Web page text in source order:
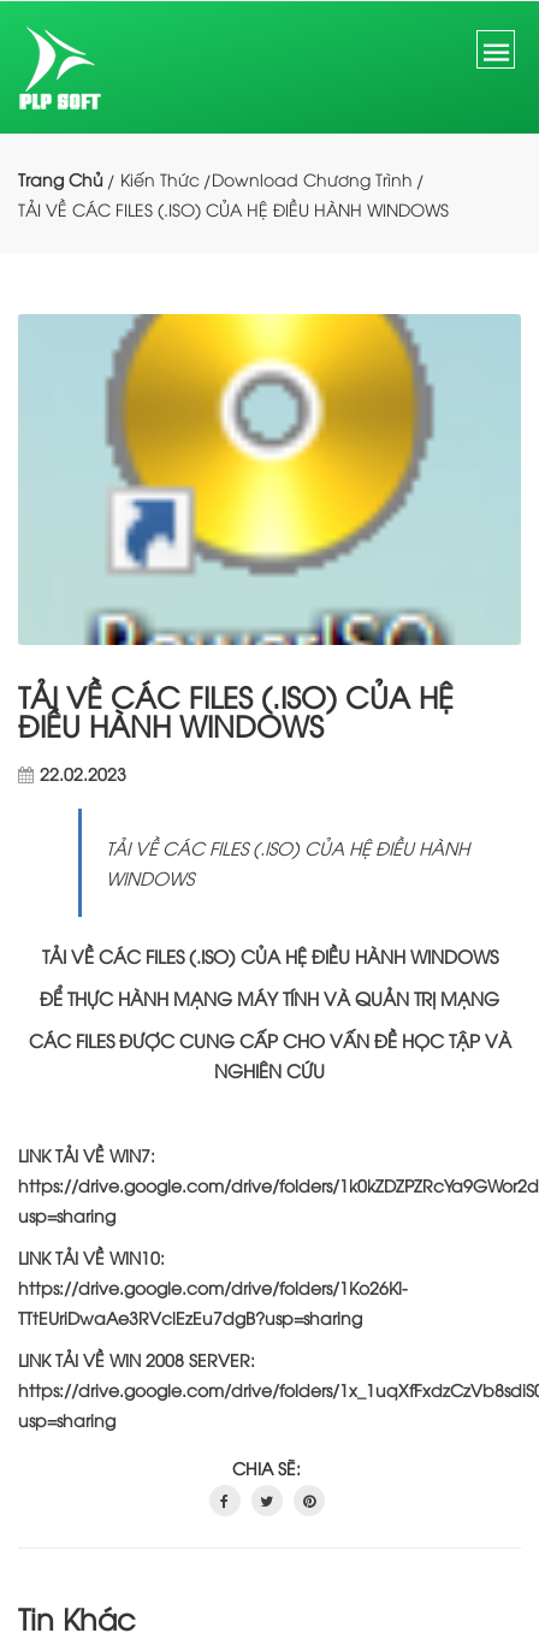
Trang Chủ Kiến Thức Download Chương Trình
TẢI VỀ CÁC FILES (.ISO) CỦA HỆ ĐIỀU HÀNH WINDOWS
TẢI VỀ CÁC FILES (.ISO) CỦA HỆ
ĐIỀU HÀNH WINDOWS
22.02.2023
TẢI VỀ CÁC FILES (.ISO) CỦA HỆ ĐIỀU HÀNH
WINDOWS
TẢI VỀ CÁC FILES (.ISO) CỦA HỆ ĐIỀU HÀNH WINDOWS
ĐỂ THỰC HÀNH MẠNG MÁY TÍNH VÀ QUẢN TRỊ MẠNG
CÁC FILES ĐƯỢC CUNG CẤP CHO VẤN ĐỀ HỌC TẬP VÀ
NGHIÊN CỨU
LINK TẢI VỀ WIN7:
https://drive.google.com/drive/folders/
usp=sharing
LINK TẢI VỀ WIN10:
https://drive.google.com/drive/folders/1Ko26Kl-
TTtEUriDwaAe3RVclEzEu7dgB?usp=sharing
LINK TẢI VỀ WIN 2008 SERVER:
https://drive.google.com/drive/folders/
usp=sharing
CHIA SẼ:
Tin Khác